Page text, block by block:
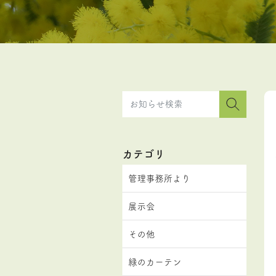
カテゴリ
管理事務所より
展示会
その他
緑のカーテン